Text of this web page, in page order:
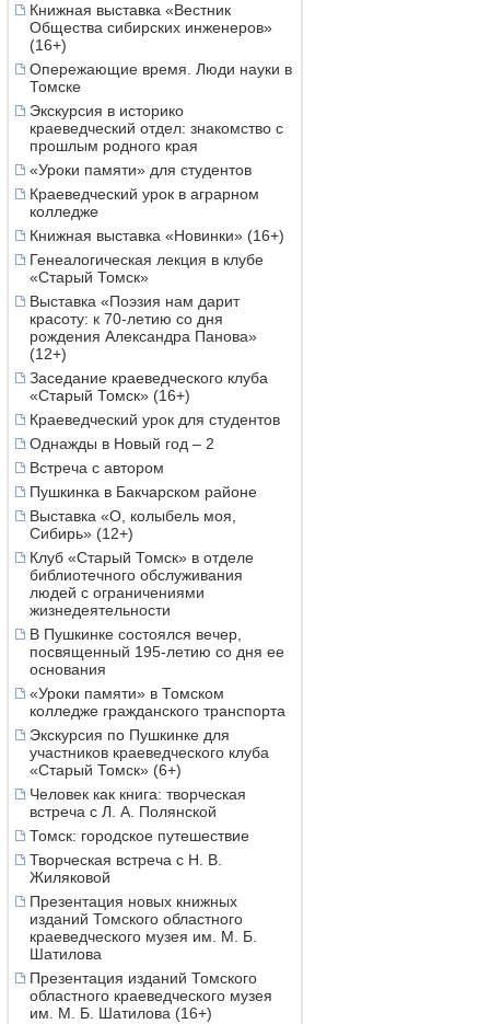
Книжная выставка «Вестник
Общества сибирских инженеров»
(16+)
Опережающие время. Люди науки в
Томске
Экскурсия в историко
краеведческий отдел: знакомство с
прошлым родного края
«Уроки памяти» для студентов
Краеведческий урок в аграрном
колледже
Книжная выставка «Новинки» (16+)
Генеалогическая лекция в клубе
«Старый Томск»
Выставка «Поэзия нам дарит
красоту: к 70-летию со дня
рождения Александра Панова»
(12+)
Заседание краеведческого клуба
«Старый Томск» (16+)
Краеведческий урок для студентов
Однажды в Новый год – 2
Встреча с автором
Пушкинка в Бакчарском районе
Выставка «О, колыбель моя,
Сибирь» (12+)
Клуб «Старый Томск» в отделе
библиотечного обслуживания
людей с ограничениями
жизнедеятельности
В Пушкинке состоялся вечер,
посвященный 195-летию со дня ее
основания
«Уроки памяти» в Томском
колледже гражданского транспорта
Экскурсия по Пушкинке для
участников краеведческого клуба
«Старый Томск» (6+)
Человек как книга: творческая
встреча с Л. А. Полянской
Томск: городское путешествие
Творческая встреча с Н. В.
Жиляковой
Презентация новых книжных
изданий Томского областного
краеведческого музея им. М. Б.
Шатилова
Презентация изданий Томского
областного краеведческого музея
им. М. Б. Шатилова (16+)